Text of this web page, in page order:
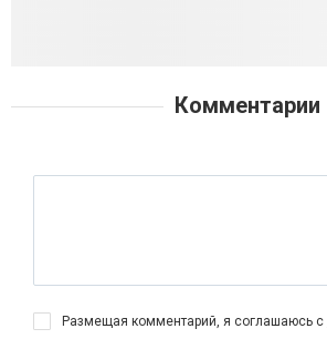
Комментарии
Размещая комментарий, я соглашаюсь с